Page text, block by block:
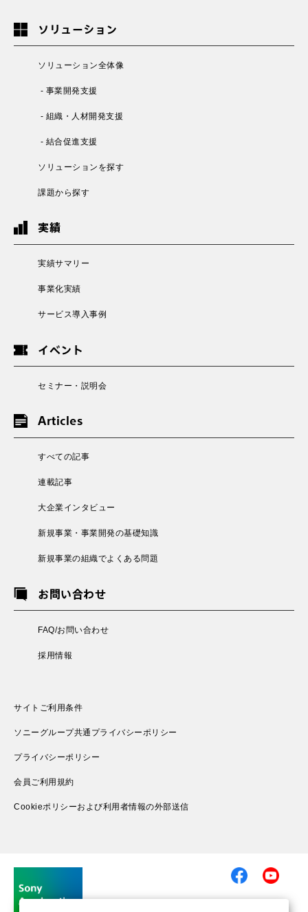
ソリューション
ソリューション全体像
- 事業開発支援
- 組織・人材開発支援
- 結合促進支援
ソリューションを探す
課題から探す
実績
実績サマリー
事業化実績
サービス導入事例
イベント
セミナー・説明会
Articles
すべての記事
連載記事
大企業インタビュー
新規事業・事業開発の基礎知識
新規事業の組織でよくある問題
お問い合わせ
FAQ/お問い合わせ
採用情報
サイトご利用条件
ソニーグループ共通プライバシーポリシー
プライバシーポリシー
会員ご利用規約
Cookieポリシーおよび利用者情報の外部送信